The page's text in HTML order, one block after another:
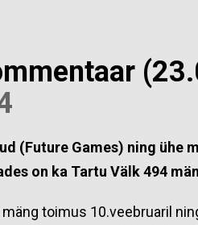
(Future Games) ning ühe
on ka Tartu Välk 494
toimus 10.veebruaril